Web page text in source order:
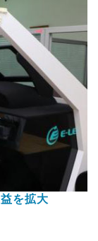
を拡大